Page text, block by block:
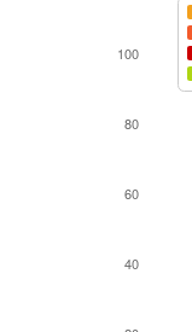
40
60
80
100